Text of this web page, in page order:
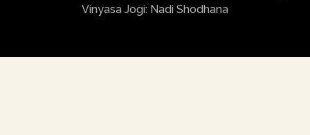
Vinyasa Jogi: Nadi Shodhana